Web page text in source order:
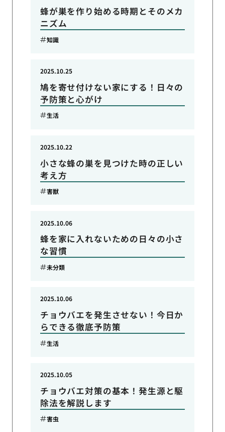
蜂が巣を作り始める時期とそのメカ
ニズム
知識
鳩を寄せ付けない家にする！日々の
予防策と心がけ
2025.10.25
生活
小さな蜂の巣を見つけた時の正しい
考え方
2025.10.22
害獣
蜂を家に入れないための日々の小さ
な習慣
2025.10.06
未分類
チョウバエを発生させない！今日か
らできる徹底予防策
2025.10.06
生活
チョウバエ対策の基本！発生源と駆
除法を解説します
2025.10.05
害虫